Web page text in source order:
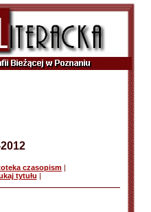
czasopism |
tytułu |